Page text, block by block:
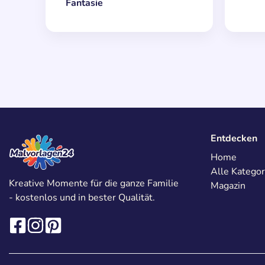
Fantasie
Kreative Momente für die ganze Familie
- kostenlos und in bester Qualität.
Entdecken
Home
Alle
Magazin